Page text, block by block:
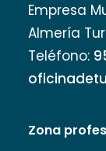
Empresa
Almería
Teléfono:
Zona